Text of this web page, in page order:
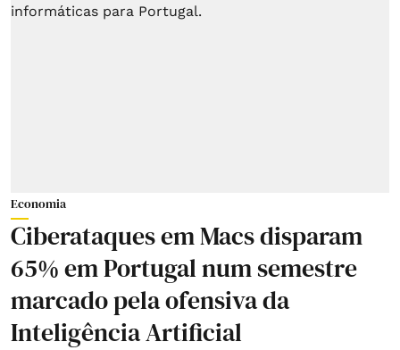
Economia
Ciberataques em Macs disparam
65% em Portugal num semestre
marcado pela ofensiva da
Inteligência Artificial